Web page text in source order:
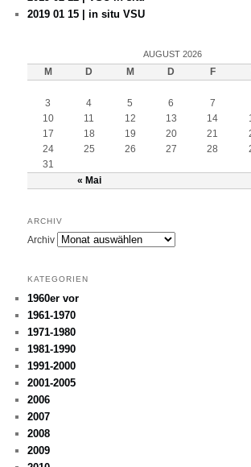
2019 01 15 | in situ VSU
AUGUST 2026
M D M D F
« Mai
3
4 5 6 7
10
11 12 13 14
17
18 19 20 21
24
25 26 27 28
31
ARCHIV
Archiv
KATEGORIEN
1960er vor
1961-1970
1971-1980
1981-1990
1991-2000
2001-2005
2006
2007
2008
2009